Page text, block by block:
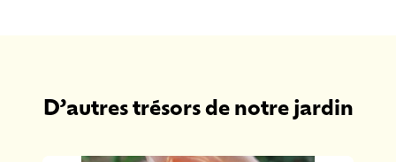
D’autres trésors de notre jardin